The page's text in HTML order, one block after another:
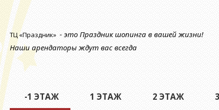
ТЦ «Праздник» - это Праздник шопинга в вашей жизни!
Наши арендаторы ждут вас всегда
-1 ЭТАЖ 1 ЭТАЖ 2 ЭТАЖ